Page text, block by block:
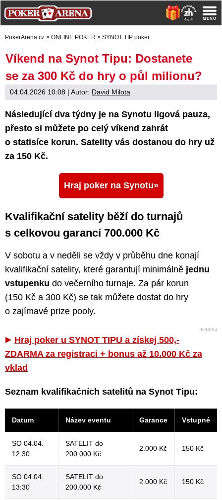
PokerArena.cz > ONLINE POKER > SYNOT TIP poker
Víkend na Synot Tipu: Dostanete
se za 300 Kč do hry o půl milionu?
04.04.2026 10:08 | Autor: David Milota
Následující dva týdny je na Synotu ligová pauza,
přesto si můžete po celý víkend zahrát
o statisíce korun. Satelity vás dostanou do hry už
za 150 Kč.
Hraj poker na Synotu
Kvalifikační satelity běží do turnajů
s celkovou garancí 700.000 Kč
V sobotu a v neděli se vždy v průběhu dne konají
kvalifikační satelity, které garantují minimálně jednu
vstupenku do večerního turnaje. Za pár korun
(150 Kč a 300 Kč) se tak můžete dostat do hry
o zajímavé prize pooly.
Hraj poker u SYNOT TIPU a získej 500,-
ZDARMA za registraci + bonus až 10.000 Kč za
vklad
Seznam kvalifikačních satelitů na Synot Tipu:
Datum Název eventu Garance Vstupné
SO 04.04.
12:30
SATELIT do
200.000 Kč
2.000 Kč 150 Kč
SO 04.04.
13:30
SATELIT do
200.000 Kč
2.000 Kč 150 Kč